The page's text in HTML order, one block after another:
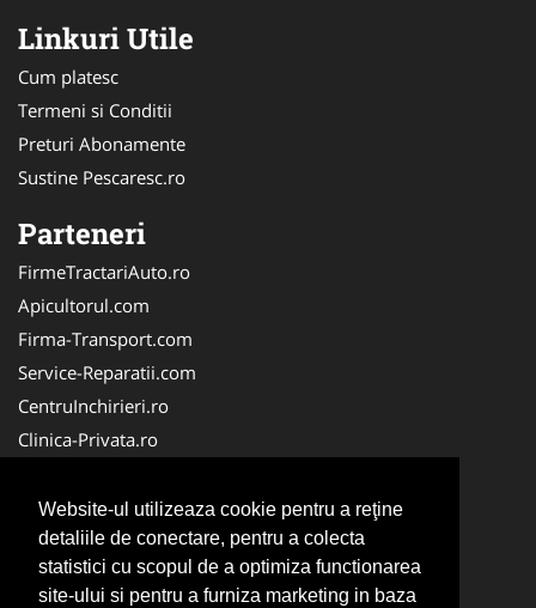
Website-ul utilizeaza cookie pentru a reţine
detaliile de conectare, pentru a colecta
statistici cu scopul de a optimiza functionarea
site-ului si pentru a furniza marketing in baza
Linkuri Utile
Cum platesc
Termeni si Conditii
Preturi Abonamente
Sustine Pescaresc.ro
Parteneri
FirmeTractariAuto.ro
Apicultorul.com
Firma-Transport.com
Service-Reparatii.com
CentruInchirieri.ro
Clinica-Privata.ro
Servicii-DDD.com
Birouri-Cadastru.ro
Centru-Copiere.ro